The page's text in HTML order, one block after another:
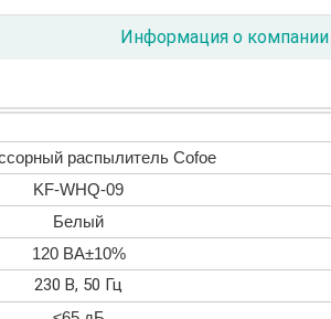
Информация о компании
распылитель Cofoe
KF-WHQ-09
Белый
120 ВА±10%
230 В, 50 Гц